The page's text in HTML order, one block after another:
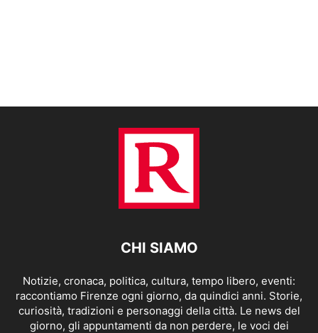
CHI SIAMO
Notizie, cronaca, politica, cultura, tempo libero, eventi:
raccontiamo Firenze ogni giorno, da quindici anni. Storie,
curiosità, tradizioni e personaggi della città. Le news del
giorno, gli appuntamenti da non perdere, le voci dei